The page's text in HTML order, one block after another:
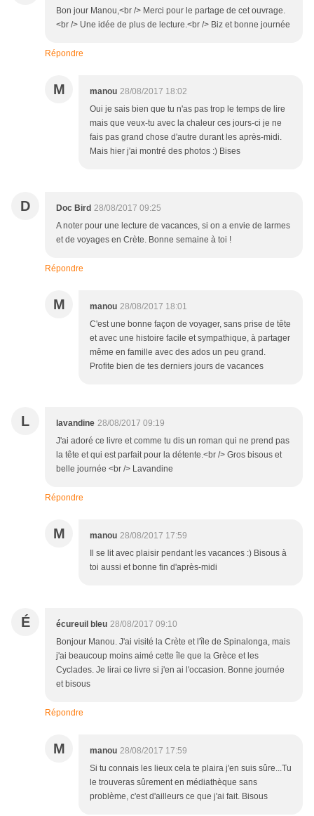
Bon jour Manou,<br /> Merci pour le partage de cet ouvrage.
<br /> Une idée de plus de lecture.<br /> Biz et bonne journée
Répondre
M manou 28/08/2017 18:02
Oui je sais bien que tu n'as pas trop le temps de lire
mais que veux-tu avec la chaleur ces jours-ci je ne
fais pas grand chose d'autre durant les après-midi.
Mais hier j'ai montré des photos :) Bises
D Doc Bird 28/08/2017 09:25
A noter pour une lecture de vacances, si on a envie de larmes
et de voyages en Crète. Bonne semaine à toi !
Répondre
M manou 28/08/2017 18:01
C'est une bonne façon de voyager, sans prise de tête
et avec une histoire facile et sympathique, à partager
même en famille avec des ados un peu grand.
Profite bien de tes derniers jours de vacances
L lavandine 28/08/2017 09:19
J'ai adoré ce livre et comme tu dis un roman qui ne prend pas
la tête et qui est parfait pour la détente.<br /> Gros bisous et
belle journée <br /> Lavandine
Répondre
M manou 28/08/2017 17:59
Il se lit avec plaisir pendant les vacances :) Bisous à
toi aussi et bonne fin d'après-midi
É écureuil bleu 28/08/2017 09:10
Bonjour Manou. J'ai visité la Crète et l'île de Spinalonga, mais
j'ai beaucoup moins aimé cette île que la Grèce et les
Cyclades. Je lirai ce livre si j'en ai l'occasion. Bonne journée
et bisous
Répondre
M manou 28/08/2017 17:59
Si tu connais les lieux cela te plaira j'en suis sûre...Tu
le trouveras sûrement en médiathèque sans
problème, c'est d'ailleurs ce que j'ai fait. Bisous